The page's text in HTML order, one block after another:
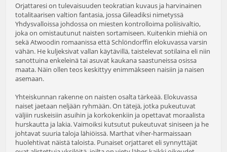
Orjattaresi on tulevaisuuden teokratian kuvaus ja harvinainen
totalitaarisen valtion fantasia, jossa Gileadiksi nimetyssä
Yhdysvalloissa johdossa on miesten kontrolloima poliisivaltio,
joka on omistautunut naisten sortamiseen. Kuitenkin miehiä on
sekä Atwoodin romaanissa että Schlöndorffin elokuvassa varsin
vähän. He kuljeksivat vallan käytävillä, taistelevat sotilaina eli niin
sanottuina enkeleinä tai asuvat kaukana saastuneissa osissa
maata. Näin ollen teos keskittyy enimmäkseen naisiin ja naisen
asemaan.
Yhteiskunnan rakenne on naisten osalta tärkeää. Elokuvassa
naiset jaetaan neljään ryhmään. On tätejä, jotka pukeutuvat
väljiin ruskeisiin asuihin ja korkokenkiin ja opettavat moraalista
hurskautta ja lakia. Vaimoiksi kutsutut pukeutuvat siniseen ja he
johtavat suuria taloja lähiöissä. Marthat viher-harmaissaan
huolehtivat näistä taloista. Punaiset orjattaret eli synnyttäjät